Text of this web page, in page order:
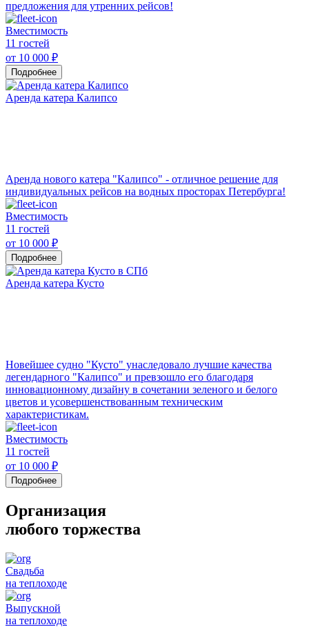
предложения для утренних рейсов!
Вместимость
11 гостей
от 10 000 ₽
Подробнее
Аренда катера Калипсо
Аренда нового катера "Калипсо" - отличное решение для
индивидуальных рейсов на водных просторах Петербурга!
Вместимость
11 гостей
от 10 000 ₽
Подробнее
Аренда катера Кусто
Новейшее судно "Кусто" унаследовало лучшие качества
легендарного "Калипсо" и превзошло его благодаря
инновационному дизайну в сочетании зеленого и белого
цветов и усовершенствованным техническим
характеристикам.
Вместимость
11 гостей
от 10 000 ₽
Подробнее
Организация
любого торжества
Свадьба
на теплоходе
Выпускной
на теплоходе